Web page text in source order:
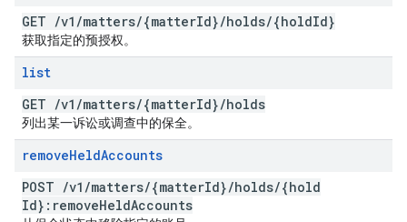
GET /v1 /matters/{matterId}/holds/{holdId}
获取指定的预授权。
list
GET /v1 /matters/{matterId}/holds
列出某一诉讼或调查中的保全。
removeHeldAccounts
POST /v1 /matters/{matterId}/holds/{hold
Id}:removeHeldAccounts